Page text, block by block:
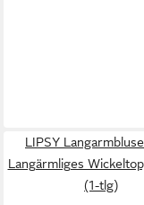
LIPSY
Langärmliges
(1-tlg)